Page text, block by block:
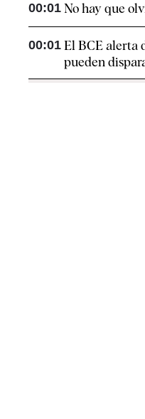
00:01 No hay que
00:01 El BCE alerta
pueden